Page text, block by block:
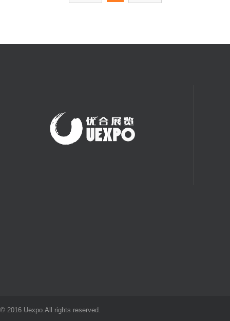
© 2016 Uexpo.All rights reserved.